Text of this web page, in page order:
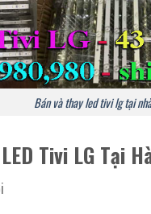
Bán và thay led tivi lg tại
Tivi LG Tại